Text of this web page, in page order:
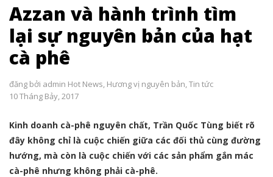
Azzan và hành trình tìm
lại sự nguyên bản của hạt
cà phê
đăng bởi admin Hot News, Hương vị nguyên bản,Tin tức
10 Tháng Bảy, 2017
Kinh doanh cà-phê nguyên chất, Trần Quốc Tùng biết rõ
đây không chỉ là cuộc chiến giữa các đối thủ cùng đường
hướng, mà còn là cuộc chiến với các sản phẩm gắn mác
cà-phê nhưng không phải cà-phê.